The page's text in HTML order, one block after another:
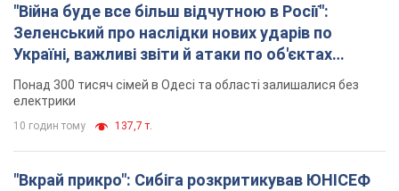
"Війна буде все більш відчутною в Росії":
Зеленський про наслідки нових ударів по
Україні, важливі звіти й атаки по об'єктах
ворога. Відео
Понад 300 тисяч сімей в Одесі та області залишалися без
електрики
10 годин тому 137,7 т.
"Вкрай прикро": Сибіга розкритикував ЮНІСЕФ